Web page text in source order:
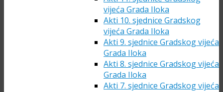
vijeća Grada Iloka
Akti 10. sjednice Gradskog
vijeća Grada Iloka
Akti 9. sjednice Gradskog vijeća
Grada Iloka
Akti 8. sjednice Gradskog vijeća
Grada Iloka
Akti 7. sjednice Gradskog vijeća